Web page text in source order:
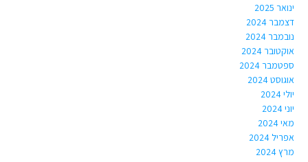
ינואר 2025
דצמבר 2024
נובמבר 2024
אוקטובר 2024
ספטמבר 2024
אוגוסט 2024
יולי 2024
יוני 2024
מאי 2024
אפריל 2024
מרץ 2024